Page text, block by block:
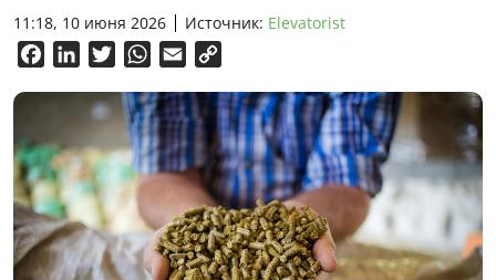
11:18, 10 июня 2026 Источник: Elevatorist
FacebookLinkedInTwitterWhatsApp
Email